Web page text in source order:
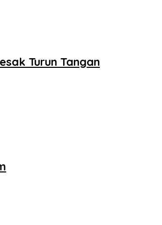
Turun Tangan